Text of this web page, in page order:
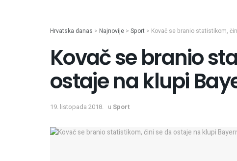
Hrvatska danas > Najnovije > Sport > Kovač se branio statistikom,
Kovač se branio
ostaje na klupi
19. listopada 2018. u Sport